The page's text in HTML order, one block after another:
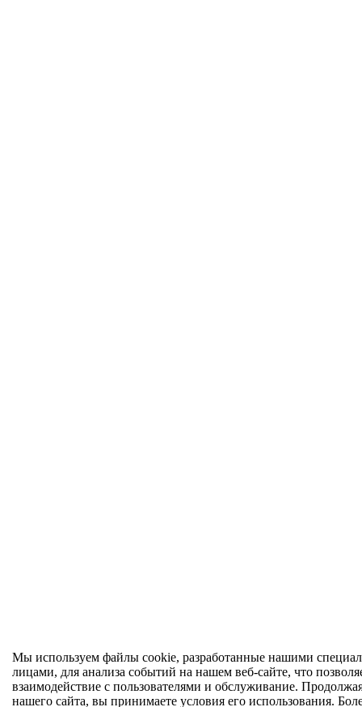
Мы используем файлы cookie, разработанные нашими
лицами, для анализа событий на нашем веб-сайте, что
взаимодействие с пользователями и обслуживание.
нашего сайта, вы принимаете условия его использования.